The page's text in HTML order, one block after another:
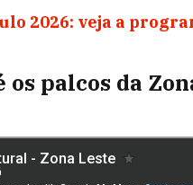
2026: veja a
os palcos da